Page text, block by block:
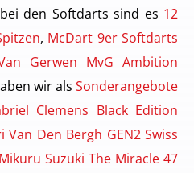
den Softdarts sind es 12
, McDart 9er Softdarts
Gerwen MvG Ambition
wir als Sonderangebote
Clemens Black Edition
Den Bergh GEN2 Swiss
Suzuki The Miracle 47